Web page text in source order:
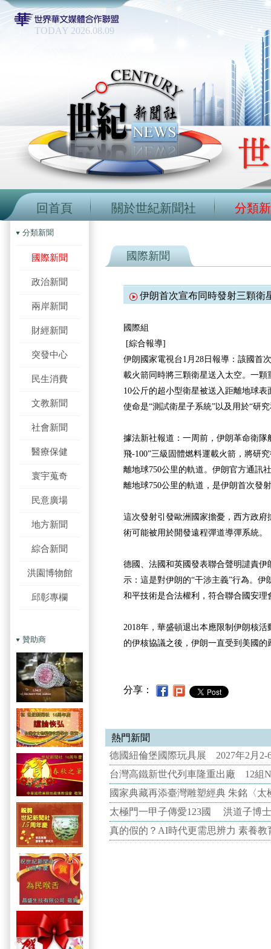
TODAY 2026.08.09
回首頁 關於世紀新聞社 分類
分類新聞
國際新聞
政治新聞
兩岸新聞
財經新聞
突發中心
民生消費
文教新聞
社會新聞
醫療保健
寰宇蒐奇
民意廣場
地方新聞
綜合新聞
洪園博物館
邱彰專欄
贊助商
國際新聞
伊朗首次宣布同時發射三顆衛
國際組
[綜合報導]
伊朗國家電視台1月28日報導：該國首
載火箭同時將三顆衛星送入太空。一顆
10公斤的超小型衛星被送入距離地球表
使命是“測試衛星子系統”以及用於“研
據法新社報道：一周前，伊朗革命衛隊
飛-100”三級固體燃料運載火箭，將研
離地球750公里的軌道。伊朗官方通訊
離地球750公里的軌道，是伊朗首次發
這次發射引發歐洲國家擔憂，西方政
術可能被用於開發遠程彈道導彈系統。
德國、法國和英國發表聯合聲明譴責
示：這是對伊朗的“干涉主義”行為。伊
和平技術是合法權利，符合聯合國安理
2018年，華盛頓退出本應限制伊朗核
的伊核協議之後，伊朗一直受到美國的
分享：
熱門新聞
德國紐倫堡國際玩具展 2027年2月2-
台灣高鐵新世代列車隆重出廠 12組
國家典藏再添臺灣雕塑經典 朱銘〈
太極門一甲子傳愛123國 洪道子博
真的假的？AI時代更需思辨力 素養